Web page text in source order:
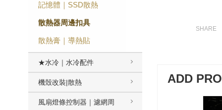
記憶體｜SSD散熱
散熱器周邊扣具
散熱膏｜導熱貼
★水冷｜水冷配件
機殼改裝|散熱
風扇燈條控制器｜濾網周
ADD
加購-夢境軸/5腳/段落/58g/無潤/10